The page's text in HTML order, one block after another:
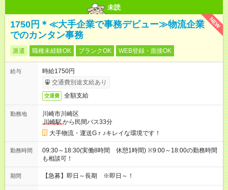
未読
NEW
1750円＊≪大手企業で事務デビュー≫物流企業
でのカンタン事務
派遣 職種未経験OK ブランクOK WEB登録・面接OK
給与
時給1750円
交通費別途支給あり
交通費 全額支給
勤務地
川崎市川崎区
川崎駅から民間バス33分
大手物流・運送Gｒ♪キレイな環境です！
勤務時間
09:30～18:30(実働8時間 休憩1時間) ※9:00～18:00の勤務時間
も相談可！
期間 【急募】即日～長期 ※即日～！